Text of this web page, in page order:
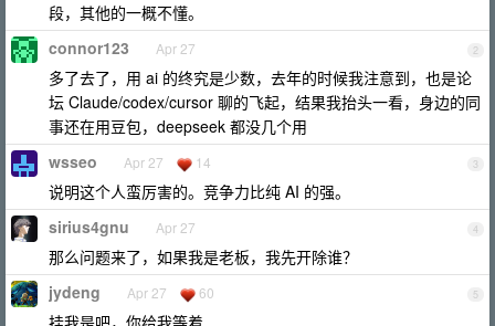
段，其他的一概不懂。
2
connor123 Apr 27
多了去了，用 ai 的终究是少数，去年的时候我注意到，也是论
坛 Claude/codex/cursor 聊的飞起，结果我抬头一看，身边的同
事还在用豆包，deepseek 都没几个用
3
wsseo Apr 27 14
说明这个人蛮厉害的。竞争力比纯 AI 的强。
4
sirius4gnu Apr 27
那么问题来了，如果我是老板，我先开除谁？
5
jydeng Apr 27 60
挂我是吧，你给我等着